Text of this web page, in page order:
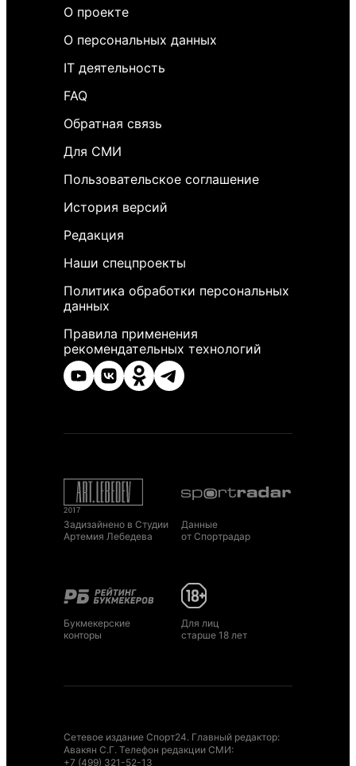
О проекте
О персональных данных
IT деятельность
FAQ
Обратная связь
Для СМИ
Пользовательское соглашение
История версий
Редакция
Наши спецпроекты
Политика обработки персональных
данных
Правила применения
рекомендательных технологий
Задизайнено в Студии
Артемия Лебедева
Данные
от Спортрадар
Букмекерские
конторы
Для лиц
старше 18 лет
Сетевое издание Спорт24. Главный редактор:
Авакян С.Г. Телефон редакции СМИ:
+7 (499) 321-52-13